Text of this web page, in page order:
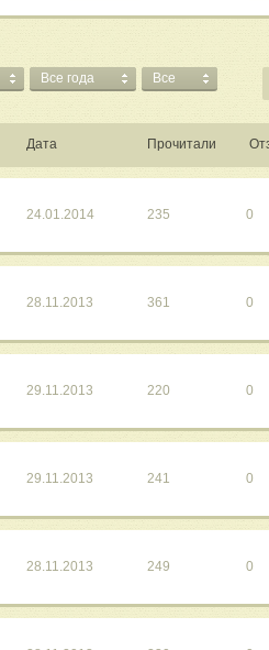
Все года Все
Дата Прочитали
24.01.2014 235 0
28.11.2013 361 0
29.11.2013 220 0
29.11.2013 241 0
28.11.2013 249 0